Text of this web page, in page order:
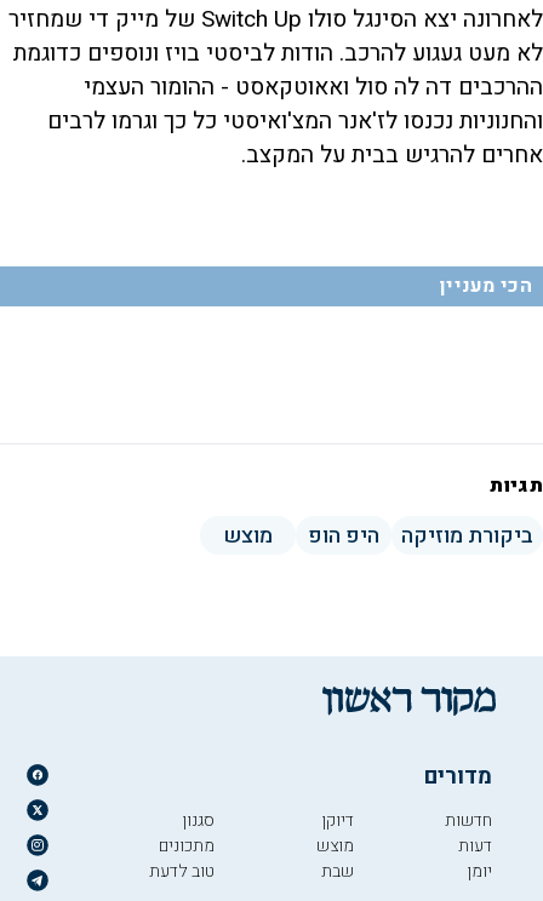
לאחרונה יצא הסינגל סולו Switch Up של מייק די שמחזיר
לא מעט געגוע להרכב. הודות לביסטי בויז ונוספים כדוגמת
ההרכבים דה לה סול ואאוטקאסט - ההומור העצמי
והחנוניות נכנסו לז'אנר המצ'ואיסטי כל כך וגרמו לרבים
אחרים להרגיש בבית על המקצב.
הכי מעניין
תגיות
ביקורת מוזיקה היפ הופ מוצש
מדורים
חדשות
דעות
יומן
דיוקן
מוצש
שבת
סגנון
מתכונים
טוב לדעת